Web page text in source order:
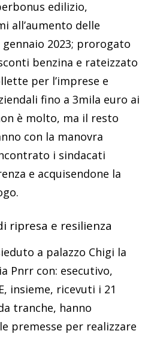
edilizio,
all’aumento delle
gennaio 2023; prorogato
benzina e rateizzato
per l’imprese e
fino a 3mila euro ai
è molto, ma il resto
con la manovra
i sindacati
e acquisendone la
ripresa e resilienza
a palazzo Chigi la
Pnrr con: esecutivo,
insieme, ricevuti i 21
tranche, hanno
premesse per realizzare